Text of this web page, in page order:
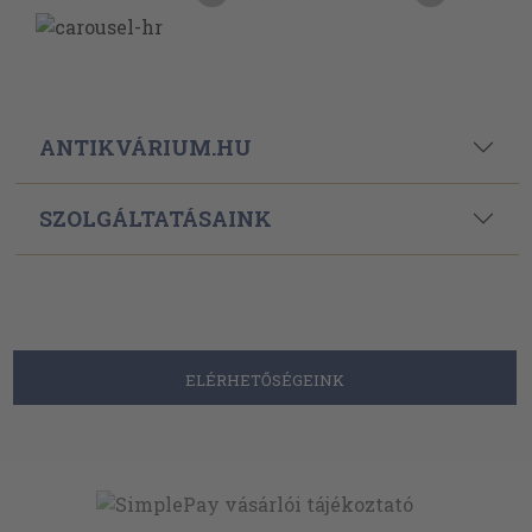
ANTIKVÁRIUM.HU
SZOLGÁLTATÁSAINK
ELÉRHETŐSÉGEINK